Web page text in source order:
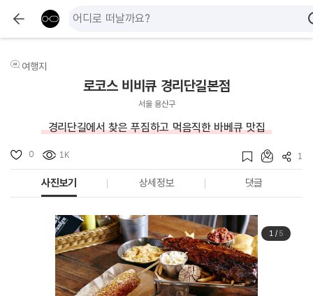
여행지
로코스 비비큐 경리단길본점
서울 용산구
경리단길에서 찾은 푸짐하고 먹음직한 바베큐 맛집
0 1K 1
사진보기 상세정보 댓글
1/ 5